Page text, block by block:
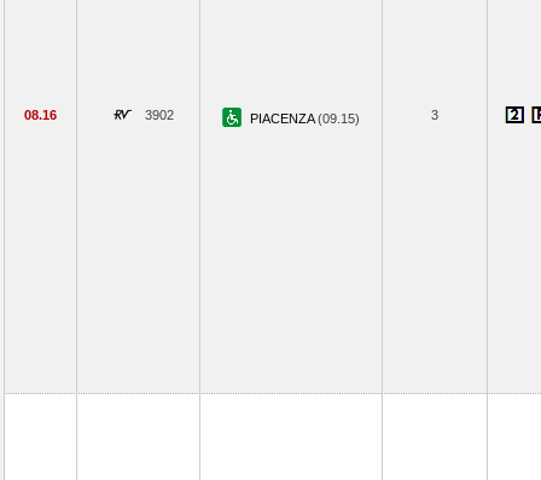
08.16 3902 PIACENZA(09.15) 3